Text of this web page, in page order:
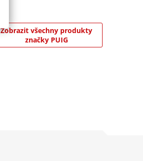
Zobrazit všechny produkty
značky PUIG